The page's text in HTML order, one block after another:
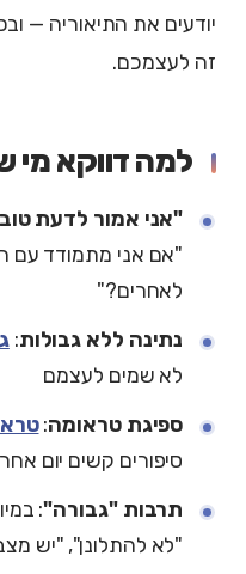
יודעים את התיאוריה —
זה לעצמכם.
למה דווקא מי
"אני אמור לדעת
"אם אני מתמודד עם
לאחרים?"
נתינה ללא גבולות:
לא שמים לעצמם
ספיגת טראומה:
סיפורים קשים יום
תרבות "גבורה":
"לא להתלונן", "יש